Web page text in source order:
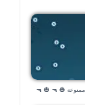
🎃 🔫 🎃 🔫